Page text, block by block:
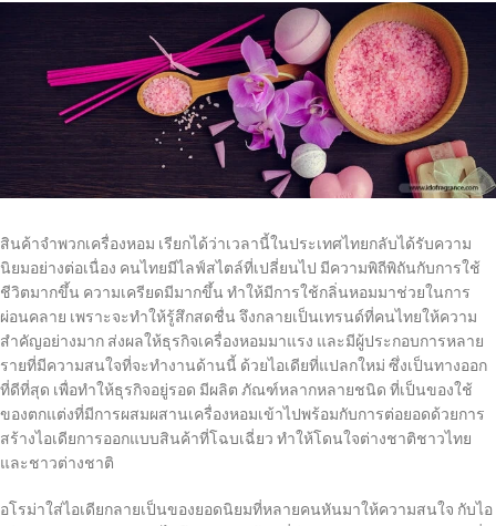
สินค้าจำพวกเครื่องหอม เรียกได้ว่าเวลานี้ในประเทศไทยกลับได้รับความ
นิยมอย่างต่อเนื่อง คนไทยมีไลฟ์สไตล์ที่เปลี่ยนไป มีความพิถีพิถันกับการใช้
ชีวิตมากขึ้น ความเครียดมีมากขึ้น ทำให้มีการใช้กลิ่นหอมมาช่วยในการ
ผ่อนคลาย เพราะจะทำให้รู้สึกสดชื่น จึงกลายเป็นเทรนด์ที่คนไทยให้ความ
สำคัญอย่างมาก ส่งผลให้ธุรกิจเครื่องหอมมาแรง และมีผู้ประกอบการหลาย
รายที่มีความสนใจที่จะทำงานด้านนี้ ด้วยไอเดียที่แปลกใหม่ ซึ่งเป็นทางออก
ที่ดีที่สุด เพื่อทำให้ธุรกิจอยู่รอด มีผลิต ภัณฑ์หลากหลายชนิด ที่เป็นของใช้
ของตกแต่งที่มีการผสมผสานเครื่องหอมเข้าไปพร้อมกับการต่อยอดด้วยการ
สร้างไอเดียการออกแบบสินค้าที่โฉบเฉี่ยว ทำให้โดนใจต่างชาติชาวไทย
และชาวต่างชาติ
อโรม่าใส่ไอเดียกลายเป็นของยอดนิยมที่หลายคนหันมาให้ความสนใจ กับไอ